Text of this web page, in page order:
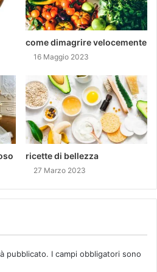
come dimagrire velocemente
16 Maggio 2023
ricette di bellezza
27 Marzo 2023
pubblicato. I campi obbligatori sono